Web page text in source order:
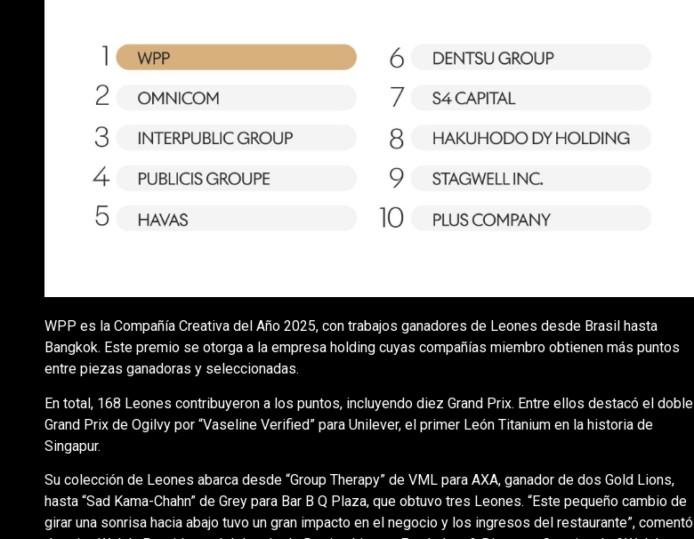
WPP es la Compañía Creativa del Año 2025, con trabajos ganadores de Leones desde Brasil hasta
Bangkok. Este premio se otorga a la empresa holding cuyas compañías miembro obtienen más puntos
entre piezas ganadoras y seleccionadas.
En total, 168 Leones contribuyeron a los puntos, incluyendo diez Grand Prix. Entre ellos destacó el doble
Grand Prix de Ogilvy por “Vaseline Verified” para Unilever, el primer León Titanium en la historia de
Singapur.
Su colección de Leones abarca desde “Group Therapy” de VML para AXA, ganador de dos Gold Lions,
hasta “Sad Kama-Chahn” de Grey para Bar B Q Plaza, que obtuvo tres Leones. “Este pequeño cambio de
girar una sonrisa hacia abajo tuvo un gran impacto en el negocio y los ingresos del restaurante”, comentó